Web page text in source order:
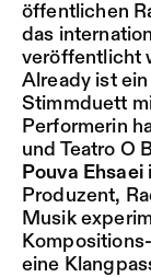
öffentlichen
das
veröffentlicht
Already ist
Stimmduett
Performerin
und Teatro O
Pouva Ehsaei
Produzent,
Musik
eine